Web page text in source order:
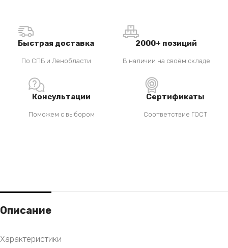
Быстрая доставка
По СПБ и Ленобласти
2000+ позиций
В наличии на своём складе
Консультации
Поможем с выбором
Сертификаты
Соответствие ГОСТ
Описание
Характеристики